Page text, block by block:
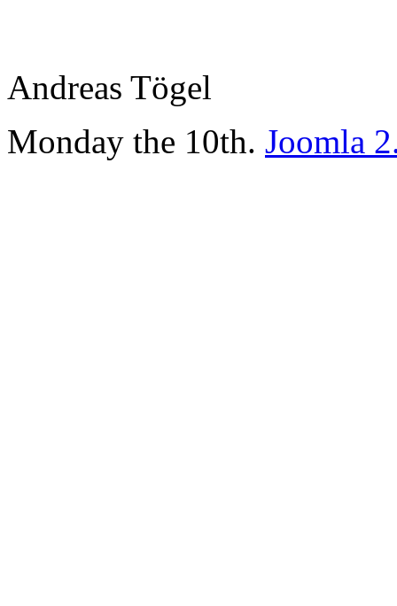
Andreas Tögel
Monday the 10th. Joomla